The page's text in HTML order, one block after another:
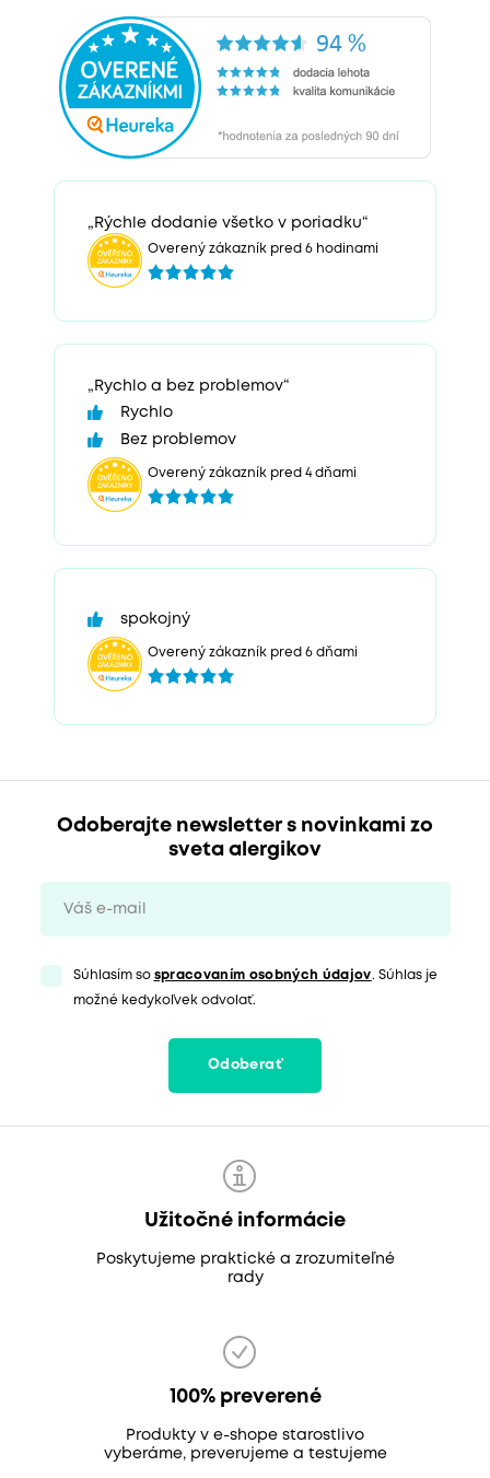
„Rýchle dodanie všetko v poriadku“
Overený zákazník pred 6 hodinami
„Rychlo a bez problemov“
Rychlo
Bez problemov
Overený zákazník pred 4 dňami
spokojný
Overený zákazník pred 6 dňami
Odoberajte newsletter s novinkami zo
sveta alergikov
Súhlasím so spracovaním osobných údajov. Súhlas je
možné kedykoľvek odvolať.
Odoberať
Užitočné informácie
Poskytujeme praktické a zrozumiteľné
rady
100% preverené
Produkty v e-shope starostlivo
vyberáme, preverujeme a testujeme